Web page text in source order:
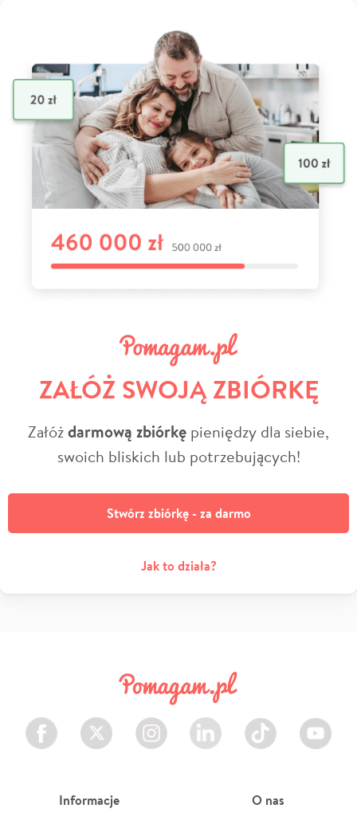
ZAŁÓŻ SWOJĄ ZBIÓRKĘ
Załóżdarmową zbiórkę pieniędzy dla siebie,
swoich bliskich lub potrzebujących!
Stwórz zbiórkę - za darmo
Jak to działa?
Facebook Twitter Instagram LinkedIn TikTok Youtube
Informacje O nas